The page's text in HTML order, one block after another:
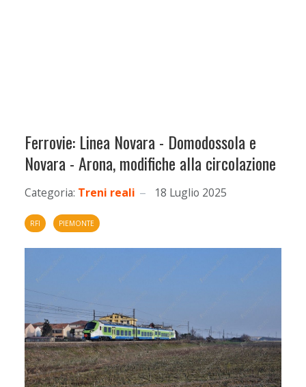
Ferrovie: Linea Novara - Domodossola e
Novara - Arona, modifiche alla circolazione
Categoria: Treni reali 18 Luglio 2025
RFI PIEMONTE